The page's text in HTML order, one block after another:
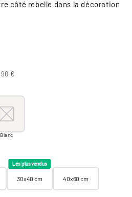
côté rebelle dans la décoration
€
30x40 cm
Blanc
Les plus vendus
30x40 cm 40x60 cm